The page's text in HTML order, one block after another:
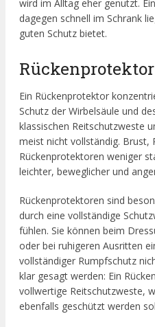
wird im Alltag eher genutzt.
dagegen schnell im Schrank
guten Schutz bietet.
Ein Rückenprotektor
Schutz der Wirbelsäule und
klassischen Reitschutzweste
meist nicht vollständig. Brust,
Rückenprotektoren weniger
leichter, beweglicher und
Rückenprotektoren sind
durch eine vollständige
fühlen. Sie können beim
oder bei ruhigeren Ausritten
vollständiger Rumpfschutz
klar gesagt werden: Ein
vollwertige Reitschutzweste,
ebenfalls geschützt werden